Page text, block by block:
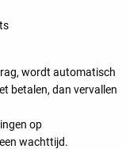
wordt automatisch
betalen, dan vervallen
op
wachttijd.